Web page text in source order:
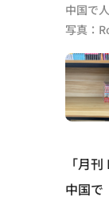
写真：
中国で
「月
中国で